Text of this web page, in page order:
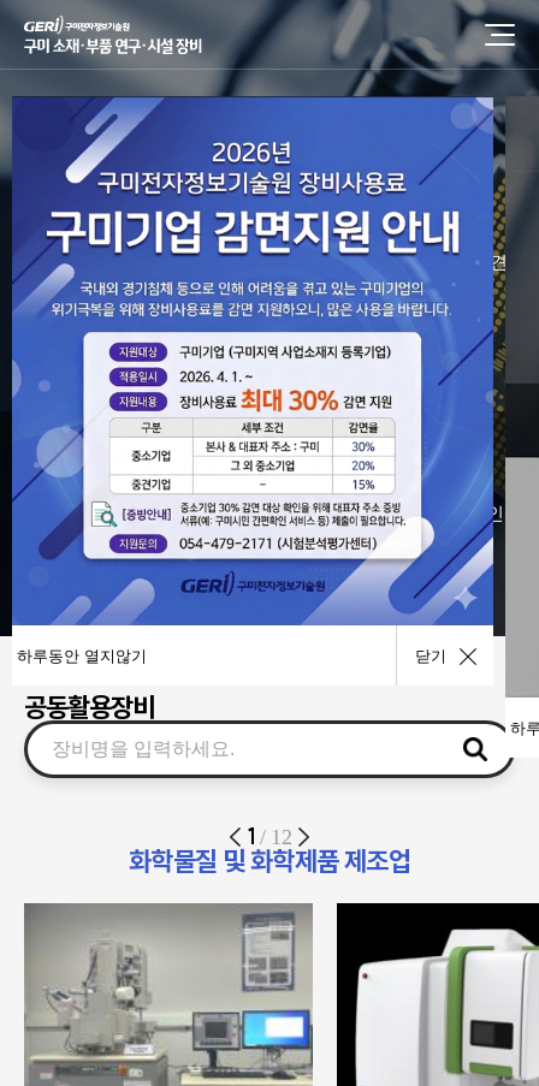
구미 소재·부품
연구·시설 장비
구미 미래 신산업 소재·부품 융합 얼라이언스로 지역의 중소 중견·
기업의 경쟁력을 강화합니다.
장비검색/예약 장비이용안내 담당자안내
성적서
진위여부 확인
사업공고
공동활용장비
화학물질 및 화학제품 제조업
1 / 12
하루동안 열지않기 닫기
하